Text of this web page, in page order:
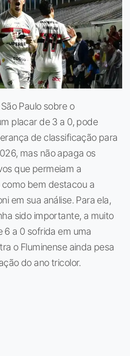
Paulo sobre o
placar de 3 a 0, pode
de classificação para
mas não apaga os
que permeiam a
bem destacou a
em sua análise. Para ela,
sido importante, a muito
6 a 0 sofrida em uma
o Fluminense ainda pesa
do ano tricolor.